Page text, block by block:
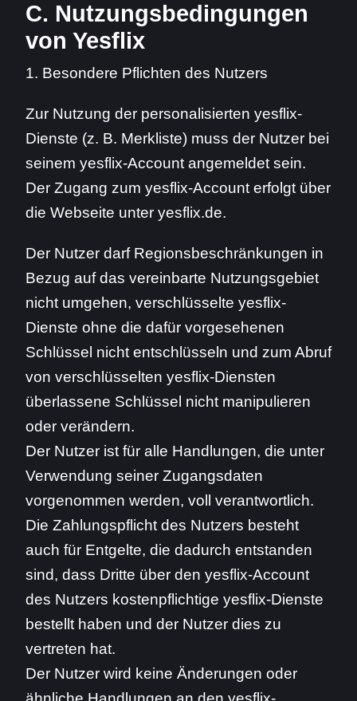
C. Nutzungsbedingungen
von Yesflix
1. Besondere Pflichten des Nutzers
Zur Nutzung der personalisierten yesflix-
Dienste (z. B. Merkliste) muss der Nutzer bei
seinem yesflix-Account angemeldet sein.
Der Zugang zum yesflix-Account erfolgt über
die Webseite unter yesflix.de.
Der Nutzer darf Regionsbeschränkungen in
Bezug auf das vereinbarte Nutzungsgebiet
nicht umgehen, verschlüsselte yesflix-
Dienste ohne die dafür vorgesehenen
Schlüssel nicht entschlüsseln und zum Abruf
von verschlüsselten yesflix-Diensten
überlassene Schlüssel nicht manipulieren
oder verändern.
Der Nutzer ist für alle Handlungen, die unter
Verwendung seiner Zugangsdaten
vorgenommen werden, voll verantwortlich.
Die Zahlungspflicht des Nutzers besteht
auch für Entgelte, die dadurch entstanden
sind, dass Dritte über den yesflix-Account
des Nutzers kostenpflichtige yesflix-Dienste
bestellt haben und der Nutzer dies zu
vertreten hat.
Der Nutzer wird keine Änderungen oder